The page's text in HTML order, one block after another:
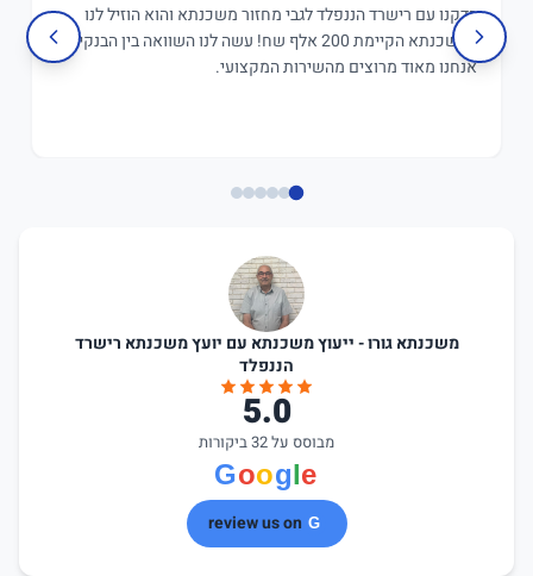
בדקנו עם רישרד הננפלד לגבי מחזור משכנתא והוא הוזיל לנו
במשכנתא הקיימת 200 אלף שח! עשה לנו השוואה בין הבנקים,
אנחנו מאוד מרוצים מהשירות המקצועי.
משכנתא גורו - ייעוץ משכנתא עם יועץ משכנתא רישרד
הננפלד
5.0
מבוסס על 32 ביקורות
review us on